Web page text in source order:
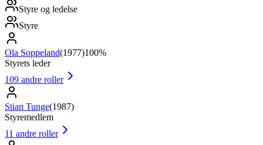
Styre og ledelse
Styre
Ola Soppeland(1977)100%
Styrets leder
109 andre roller
Stian Tunge(1987)
Styremedlem
11 andre roller